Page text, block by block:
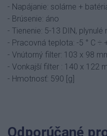
- Napájanie: solárne +
- Brúsenie: áno
- Tienenie: 5-13 DIN, plynulé
- Pracovná teplota: -5 ° C ÷
- Vnútorný filter: 103 x 98
- Vonkajší filter : 140 x 122
- Hmotnosť: 590 [g]
Odporúčané